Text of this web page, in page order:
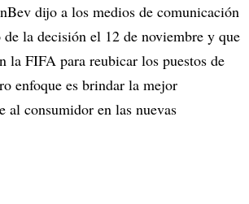
dijo a los medios de comunicación
la decisión el 12 de noviembre y que
la FIFA para reubicar los puestos de
enfoque es brindar la mejor
al consumidor en las nuevas